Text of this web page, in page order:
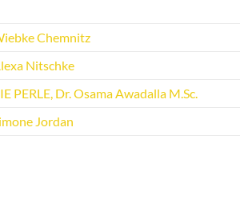
Chemnitz
Nitschke
PERLE, Dr. Osama Awadalla M.Sc.
Jordan